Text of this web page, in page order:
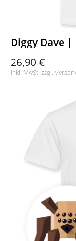
Diggy Dave
26,90 €
inkl. MwSt. zzgl.